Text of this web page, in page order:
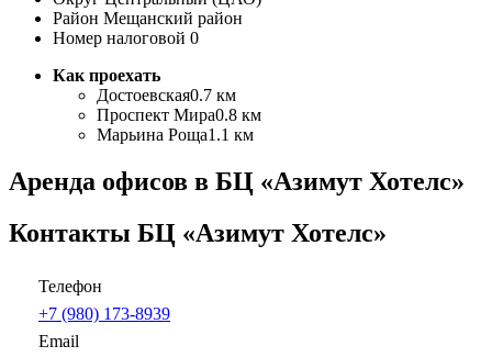
Район Мещанский район
Номер налоговой 0
Как проехать
Достоевская0.7 км
Проспект Мира0.8 км
Марьина Роща1.1 км
Аренда офисов в БЦ «Азимут Хотелс»
Контакты БЦ «Азимут Хотелс»
Телефон
+7 (980) 173-8939
Email